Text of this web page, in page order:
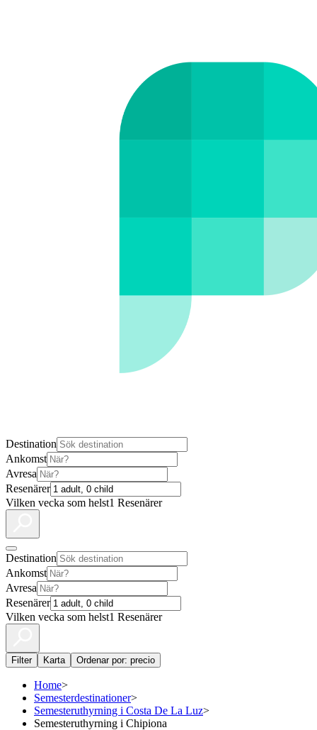
Destination
Ankomst
Avresa
Resenärer
Vilken vecka som helst1 Resenärer
Destination
Ankomst
Avresa
Resenärer
Vilken vecka som helst1 Resenärer
Filter Karta Ordenar por: precio
Home>
Semesterdestinationer>
Semesteruthyrning i Costa De La Luz>
Semesteruthyrning i Chipiona